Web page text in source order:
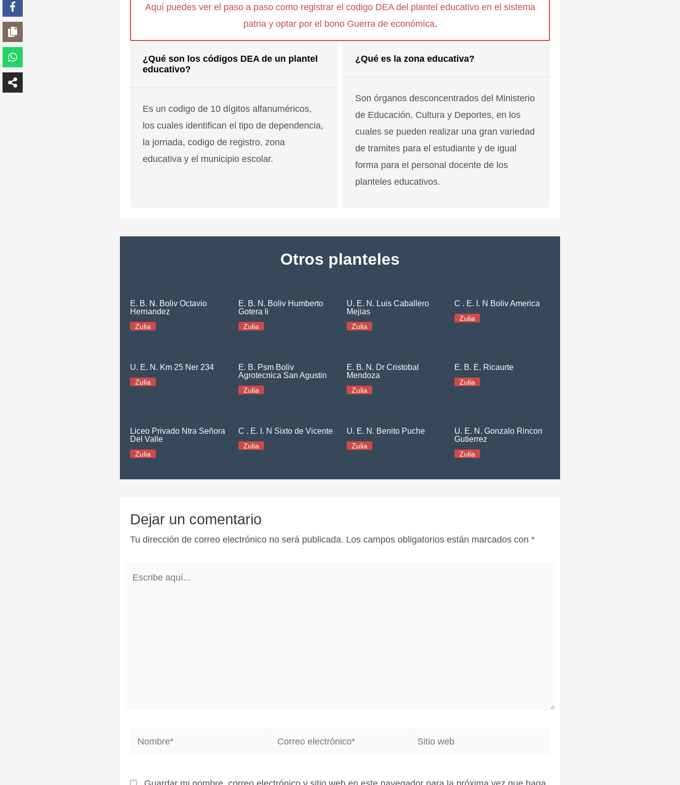
Aquí puedes ver el paso a paso como registrar el codigo DEA del plantel educativo en el sistema
patria y optar por el bono Guerra de económica.
¿Qué son los códigos DEA de un plantel
educativo?
Es un codigo de 10 dígitos alfanuméricos,
los cuales identifican el tipo de dependencia,
la jornada, codigo de registro, zona
educativa y el municipio escolar.
¿Qué es la zona educativa?
Son órganos desconcentrados del Ministerio
de Educación, Cultura y Deportes, en los
cuales se pueden realizar una gran variedad
de tramites para el estudiante y de igual
forma para el personal docente de los
planteles educativos.
Otros planteles
E. B. N. Boliv Octavio
Hernandez
Zulia
E. B. N. Boliv Humberto
Gotera Ii
Zulia
U. E. N. Luis Caballero
Mejias
Zulia
C . E. I. N Boliv America
Zulia
U. E. N. Km 25 Ner 234
Zulia
E. B. Psm Boliv
Agrotecnica San Agustin
Zulia
E. B. N. Dr Cristobal
Mendoza
Zulia
E. B. E. Ricaurte
Zulia
Liceo Privado Ntra Señora
Del Valle
Zulia
C . E. I. N Sixto de Vicente
Zulia
U. E. N. Benito Puche
Zulia
U. E. N. Gonzalo Rincon
Gutierrez
Zulia
Dejar un comentario
Tu dirección de correo electrónico no será publicada. Los campos obligatorios están marcados con *
Nombre*
Correo
Sitio